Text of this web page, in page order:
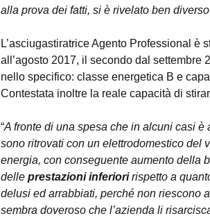
alla prova dei fatti, si è rivelato ben
L’asciugastiratrice Agento Professional
all’agosto 2017, il secondo dal settembre
nello specifico: classe energetica B e
Contestata inoltre la reale capacità di
“A fronte di una spesa che in alcuni casi è
sono ritrovati con un elettrodomestico del
energia, con conseguente aumento della
delle prestazioni inferiori rispetto a
delusi ed arrabbiati, perché non riescono
sembra doveroso che l’azienda li